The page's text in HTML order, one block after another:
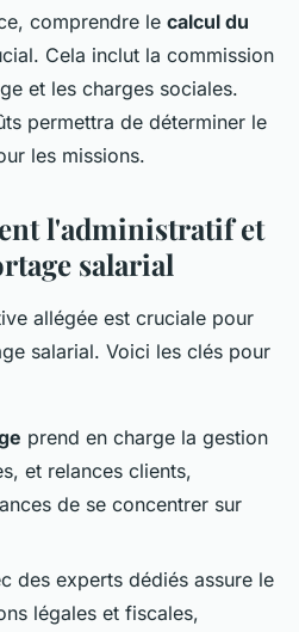
comprendre le calcul du
Cela inclut la commission
et les charges sociales.
permettra de déterminer le
les missions.
l'administratif et
salarial
allégée est cruciale pour
salarial. Voici les clés pour
prend en charge la gestion
et relances clients,
de se concentrer sur
des experts dédiés assure le
légales et fiscales,